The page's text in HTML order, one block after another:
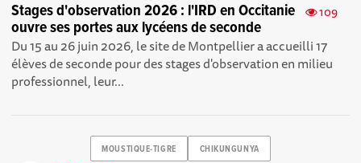
109
Stages d'observation 2026 : l'IRD en Occitanie
ouvre ses portes aux lycéens de seconde
Du 15 au 26 juin 2026, le site de Montpellier a accueilli 17
élèves de seconde pour des stages d'observation en milieu
professionnel, leur...
MOUSTIQUE-TIGRE CHIKUNGUNYA